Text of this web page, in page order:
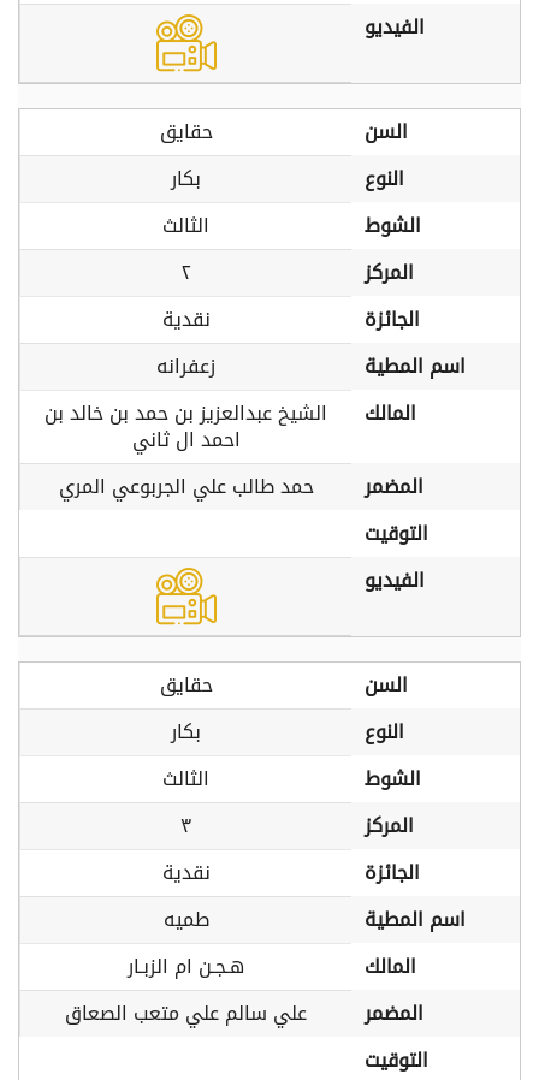
الفيديو
السن
حقايق
النوع
بكار
الشوط
الثالث
المركز
٢
الجائزة
نقدية
اسم المطية
زعفرانه
المالك
الشيخ عبدالعزيز بن حمد بن خالد بن
احمد ال ثاني
المضمر
حمد طالب علي الجربوعي المري
التوقيت
الفيديو
السن
حقايق
النوع
بكار
الشوط
الثالث
المركز
٣
الجائزة
نقدية
اسم المطية
طميه
المالك
هـجـن ام الزبـار
المضمر
علي سالم علي متعب الصعاق
التوقيت